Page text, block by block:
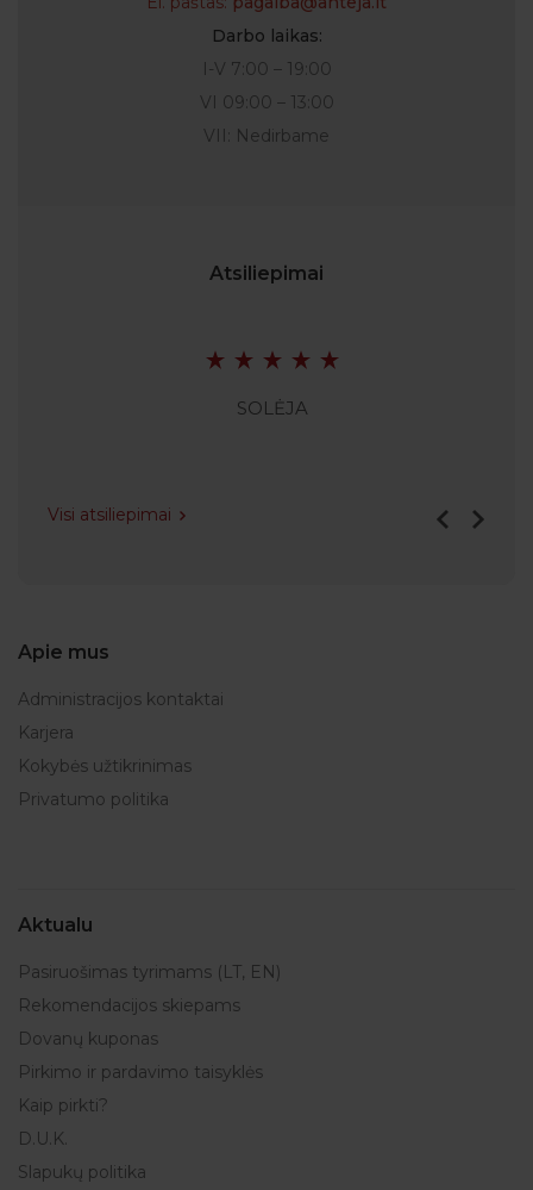
Darbo laikas:
I-V 7:00 – 19:00
VI 09:00 – 13:00
VII: Nedirbame
Atsiliepimai
SOLĖJA
Visi atsiliepimai
Apie mus
Administracijos kontaktai
Karjera
Kokybės užtikrinimas
Privatumo politika
Aktualu
Pasiruošimas tyrimams (LT, EN)
Rekomendacijos skiepams
Dovanų kuponas
Pirkimo ir pardavimo taisyklės
Kaip pirkti?
D.U.K.
Slapukų politika